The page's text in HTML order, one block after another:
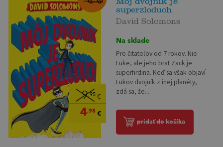
9,95€
4,95€
superzloduch
David Solomons
Na sklade
Pre čitateľov od 7 rokov. Nie
Luke, ale jeho brat Zack je
superhrdina. Keď sa však objaví
Lukov dvojník z inej planéty,
zdá sa, že...
pridať do košíka